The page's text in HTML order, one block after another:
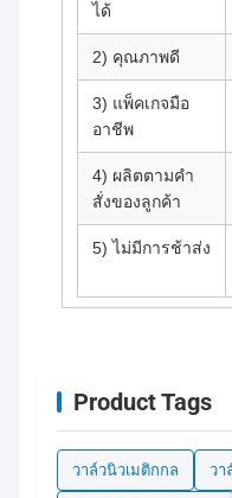
ได้
2) คุณภาพดี
3) แพ็คเกจมือ
อาชีพ
4) ผลิตตามคํา
สั่งของลูกค้า
5) ไม่มีการช้าส่ง
Product Tags
วาล์วนิวเมติกกล วา